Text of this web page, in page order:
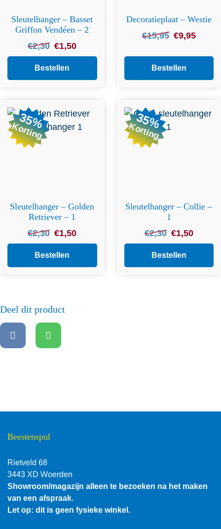
Sleutelhanger – Basset
Griffon Vendéen – 2
€2,30 Oorspronkelijke
prijs
was:
€2,30.
€1,50Huidige
prijs
€1,50.
Bestellen
Decoratieplaat – Westie
€15,95 Oorspronkelijke
was:
€15,95.
€9,95Huidige
is:
Bestellen
35%
Korting
Sleutelhanger – Golden
Retriever – 1
€2,30 Oorspronkelijke
prijs
was:
€2,30.
€1,50Huidige
prijs
€1,50.
Bestellen
35%
Korting
Sleutelhanger – Collie –
1
€2,30 Oorspronkelijke
prijs
was:
€2,30.
€1,50Huidige
prijs
€1,50.
Bestellen
Deel dit product
Beestenspul
Rietveld 68
3443 XD Woerden
Showroom/magazijn alleen te bezoeken na het maken
van een afspraak.
Let op: dit is geen fysieke winkel.